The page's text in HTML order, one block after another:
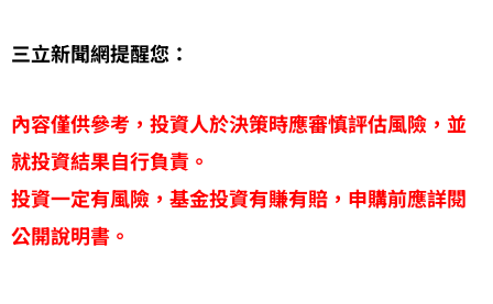
三立新聞網提醒您：
內容僅供參考，投資人於決策時應審慎評估風險，並
就投資結果自行負責。
投資一定有風險，基金投資有賺有賠，申購前應詳閱
公開說明書。